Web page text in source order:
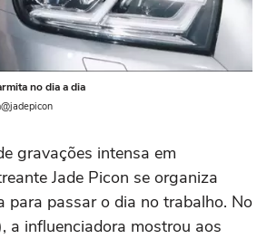
no dia a dia
gravações intensa em
Jade Picon se organiza
para passar o dia no trabalho. No
a influenciadora mostrou aos